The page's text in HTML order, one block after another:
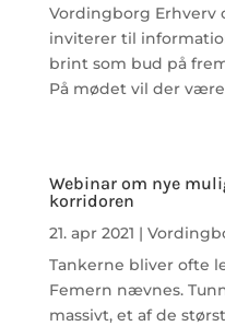
Vordingborg Erhverv
inviterer til
brint som bud på
På mødet vil der
Webinar om nye
korridoren
21. apr 2021 |
Tankerne bliver ofte
Femern nævnes.
massivt, et af de